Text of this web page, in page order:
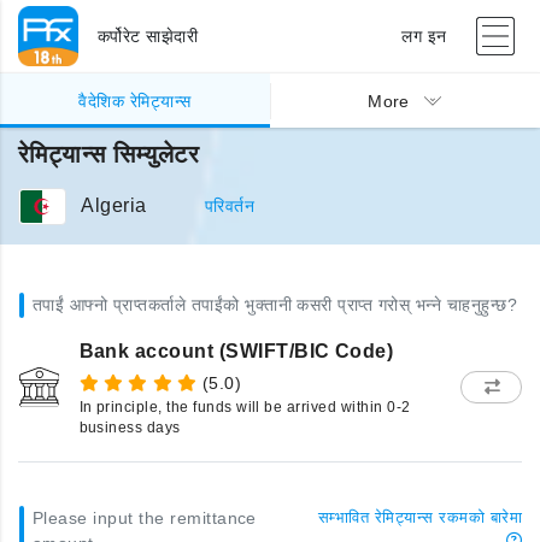
कर्पोरेट साझेदारी लग इन
वैदेशिक रेमिट्यान्स More
रेमिट्यान्स सिम्युलेटर
Algeria परिवर्तन
तपाईं आफ्नो प्राप्तकर्ताले तपाईंको भुक्तानी कसरी प्राप्त गरोस् भन्ने चाहनुहुन्छ?
Bank account (SWIFT/BIC Code)
(5.0)
In principle, the funds will be arrived within 0-2
business days
Please input the remittance
सम्भावित रेमिट्यान्स रकमको बारेमा